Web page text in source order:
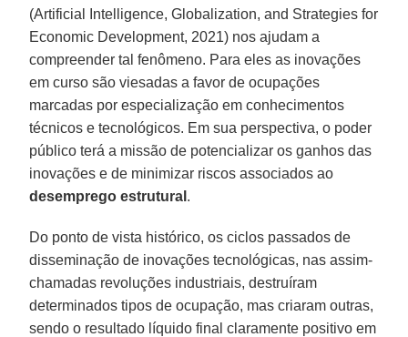
(Artificial Intelligence, Globalization, and Strategies for
Economic Development, 2021) nos ajudam a
compreender tal fenômeno. Para eles as inovações
em curso são viesadas a favor de ocupações
marcadas por especialização em conhecimentos
técnicos e tecnológicos. Em sua perspectiva, o poder
público terá a missão de potencializar os ganhos das
inovações e de minimizar riscos associados ao
desemprego estrutural .
Do ponto de vista histórico, os ciclos passados de
disseminação de inovações tecnológicas, nas assim-
chamadas revoluções industriais, destruíram
determinados tipos de ocupação, mas criaram outras,
sendo o resultado líquido final claramente positivo em